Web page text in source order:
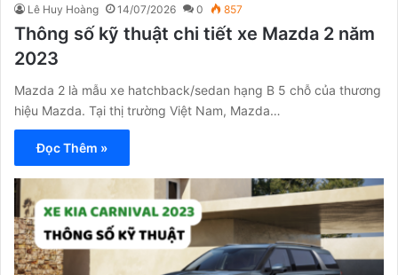
Lê Huy Hoàng 14/07/2026 0 857
Thông số kỹ thuật chi tiết xe Mazda 2 năm
2023
Mazda 2 là mẫu xe hatchback/sedan hạng B 5 chỗ của thương
hiệu Mazda. Tại thị trường Việt Nam, Mazda…
Đọc Thêm »